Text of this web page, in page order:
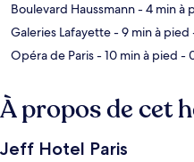
Boulevard Haussmann- 4 min à
Galeries Lafayette- 9 min à pied
Opéra de Paris- 10 min à pied -
À propos de cet
Jeff Hotel Paris